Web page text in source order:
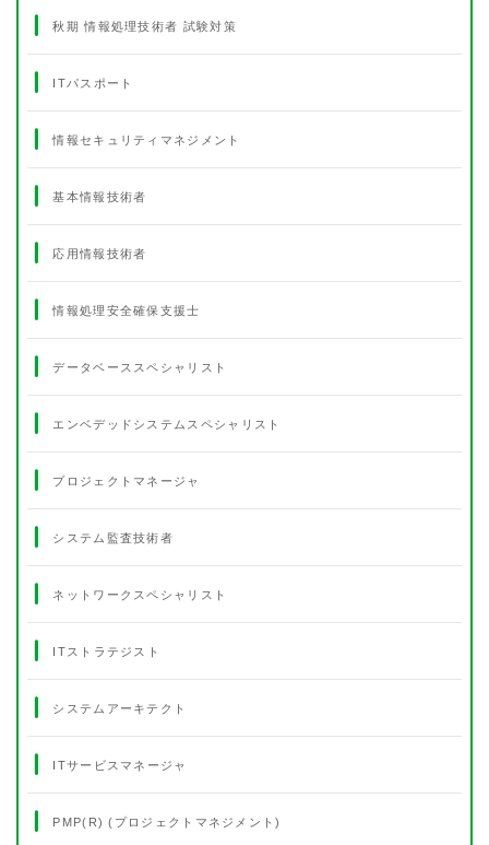
秋期 情報処理技術者 試験対策
ITパスポート
情報セキュリティマネジメント
基本情報技術者
応用情報技術者
情報処理安全確保支援士
データベーススペシャリスト
エンベデッドシステムスペシャリスト
プロジェクトマネージャ
システム監査技術者
ネットワークスペシャリスト
ITストラテジスト
システムアーキテクト
ITサービスマネージャ
PMP(R) (プロジェクトマネジメント)